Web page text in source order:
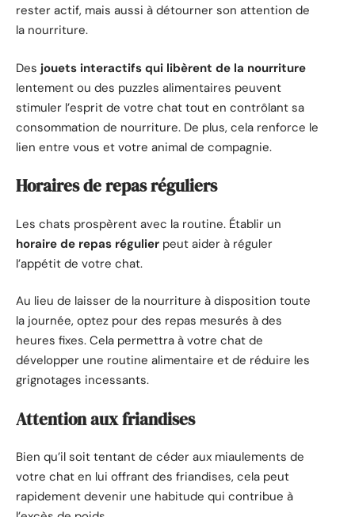
rester actif, mais aussi à détourner son attention de
la nourriture.
Des jouets interactifs qui libèrent de la nourriture
lentement ou des puzzles alimentaires peuvent
stimuler l’esprit de votre chat tout en contrôlant sa
consommation de nourriture. De plus, cela renforce le
lien entre vous et votre animal de compagnie.
Horaires de repas réguliers
Les chats prospèrent avec la routine. Établir un
horaire de repas régulier peut aider à réguler
l’appétit de votre chat.
Au lieu de laisser de la nourriture à disposition toute
la journée, optez pour des repas mesurés à des
heures fixes. Cela permettra à votre chat de
développer une routine alimentaire et de réduire les
grignotages incessants.
Attention aux friandises
Bien qu’il soit tentant de céder aux miaulements de
votre chat en lui offrant des friandises, cela peut
rapidement devenir une habitude qui contribue à